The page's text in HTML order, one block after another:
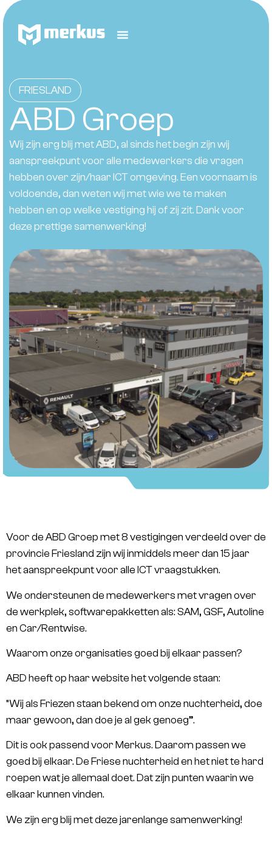
FRIESLAND
ABD Groep
Wij zijn erg blij met ABD, al sinds het begin zijn wij
aanspreekpunt voor alle medewerkers die vragen
hebben over zijn/haar ICT omgeving. Een voornaam is
voldoende, dan weten wij met wie we te maken
hebben en op welke vestiging hij of zij zit. Dank voor
deze prettige samenwerking!
Voor de ABD Groep met 8 vestigingen verdeeld over de
provincie Friesland zijn wij inmiddels meer dan 15 jaar
het aanspreekpunt voor alle ICT vraagstukken.
We ondersteunen de medewerkers met vragen over
de werkplek, softwarepakketten als: SAM, GSF, Autoline
en Car/Rentwise.
Waarom onze organisaties goed bij elkaar passen?
ABD heeft op haar website het volgende staan:
“Wij als Friezen staan bekend om onze nuchterheid, doe
maar gewoon, dan doe je al gek genoeg”.
Dit is ook passend voor Merkus. Daarom passen we
goed bij elkaar. De Friese nuchterheid en het niet te hard
roepen wat je allemaal doet. Dat zijn punten waarin we
elkaar kunnen vinden.
We zijn erg blij met deze jarenlange samenwerking!